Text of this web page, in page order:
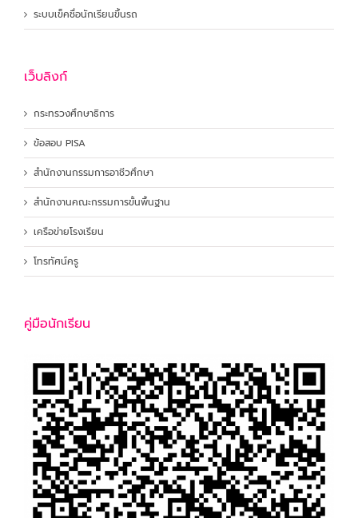
ระบบเข็คชื่อนักเรียนขึ้นรถ
เว็บลิงก์
กระทรวงศึกษาธิการ
ข้อสอบ PISA
สำนักงานกรรมการอาชีวศึกษา
สำนักงานคณะกรรมการขั้นพื้นฐาน
เครือข่ายโรงเรียน
โทรทัศน์ครู
คู่มือนักเรียน